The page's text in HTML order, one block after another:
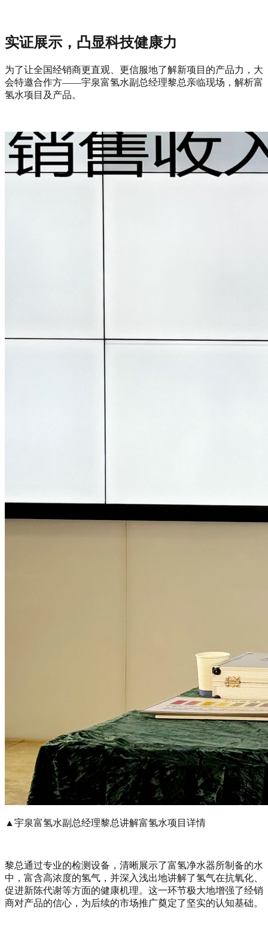
实证展示，凸显科技健康力
为了让全国经销商更直观、更信服地了解新项目的产品力，大
会特邀合作方——宇泉富氢水副总经理黎总亲临现场，解析富
氢水项目及产品。
▲宇泉富氢水副总经理黎总讲解富氢水项目详情
黎总通过专业的检测设备，清晰展示了富氢净水器所制备的水
中，富含高浓度的氢气，并深入浅出地讲解了氢气在抗氧化、
促进新陈代谢等方面的健康机理。这一环节极大地增强了经销
商对产品的信心，为后续的市场推广奠定了坚实的认知基础。